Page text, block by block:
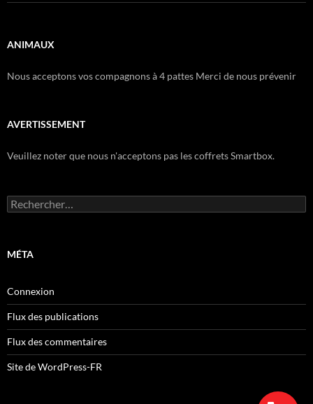
ANIMAUX
Nous acceptons vos compagnons à 4 pattes Merci de nous prévenir
AVERTISSEMENT
Veuillez noter que nous n'acceptons pas les coffrets Smartbox.
Rechercher :
MÉTA
Connexion
Flux des publications
Flux des commentaires
Site de WordPress-FR